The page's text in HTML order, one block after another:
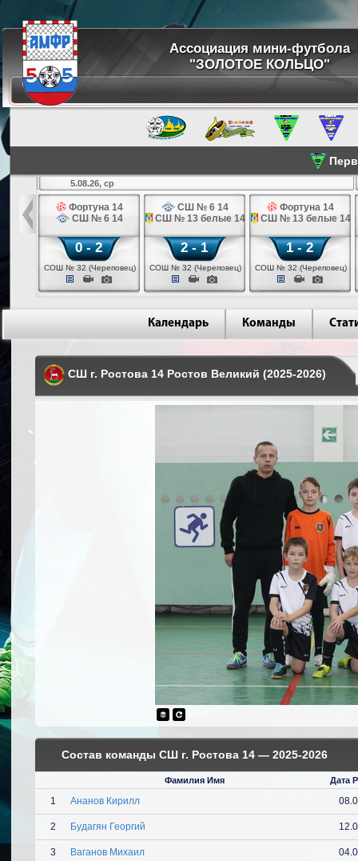
Ассоциация мини-футбола
"ЗОЛОТОЕ КОЛЬЦО"
14
5.08.26, ср
Фортуна 14
СШ № 6 14
0 - 2
СОШ № 32 (Череповец)
СШ № 6 14
СШ № 13 белые 14
2 - 1
СОШ № 32 (Череповец)
Фортуна 14
СШ № 13 белые 14
1 - 2
СОШ № 32 (Череповец)
Календарь Команды
СШ г. Ростова 14 Ростов Великий (2025-2026)
Состав команды СШ г. Ростова 14 — 2025-2026
Фамилия Имя Дата
1 Ананов Кирилл
2 Будагян Георгий
3 Ваганов Михаил